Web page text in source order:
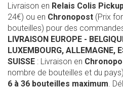
Livraison en Relais Colis
24€) ou en Chronopost (Prix
bouteilles) pour des
LIVRAISON EUROPE -
LUXEMBOURG, ALLEMAGNE,
SUISSE : Livraison en
nombre de bouteilles et du
6 à 36 bouteilles maximum.